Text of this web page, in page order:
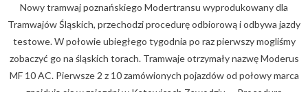
Nowy tramwaj poznańskiego Modertransu wyprodukowany dla
Tramwajów Śląskich, przechodzi procedurę odbiorową i odbywa jazdy
testowe. W połowie ubiegłego tygodnia po raz pierwszy mogliśmy
zobaczyć go na śląskich torach. Tramwaje otrzymały nazwę Moderus
MF 10 AC. Pierwsze 2 z 10 zamówionych pojazdów od połowy marca